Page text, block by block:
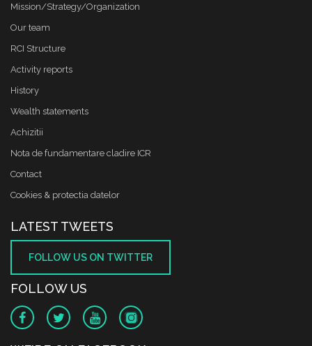
Mission/Strategy/Organization
Our team
RCI Structure
Activity reports
History
Wealth statements
Achizitii
Nota de fundamentare cladire ICR
Contact
Cookies & protectia datelor
LATEST TWEETS
FOLLOW US ON TWITTER
FOLLOW US